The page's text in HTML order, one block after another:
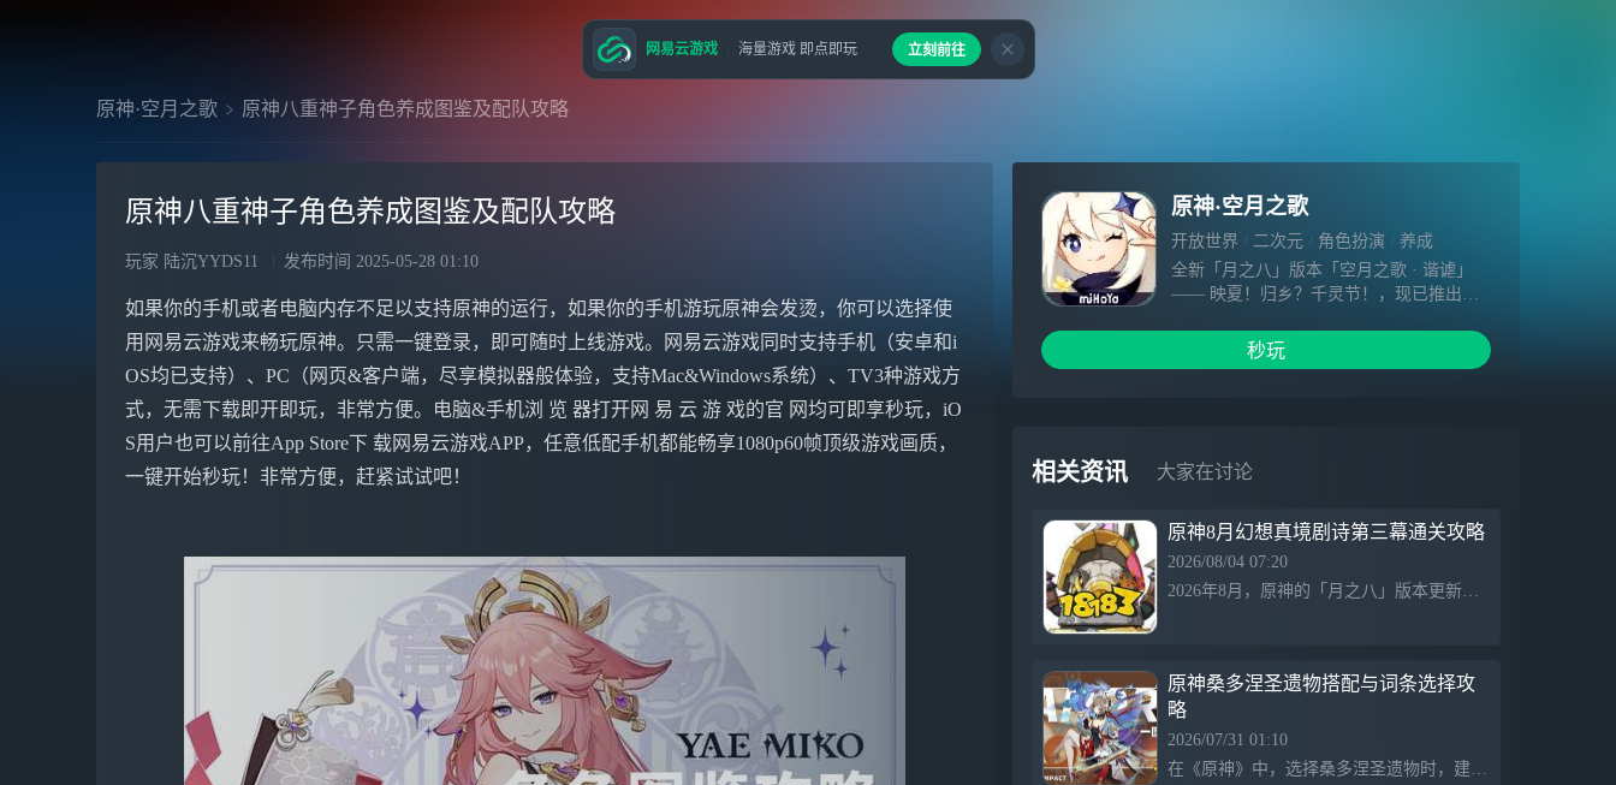
原神·空月之歌 原神八重神子角色养成图鉴及配队攻略
原神八重神子角色养成图鉴及配队攻略
玩家 陆沉YYDS11 发布时间 2025-05-28 01:10
如果你的手机或者电脑内存不足以支持原神的运行，如果你的手机游玩原神会发烫，你可以选择使
用网易云游戏来畅玩原神。只需一键登录，即可随时上线游戏。网易云游戏同时支持手机（安卓和i
OS均已支持）、PC（网页&客户端，尽享模拟器般体验，支持Mac&Windows系统）、TV3种游戏方
式，无需下载即开即玩，非常方便。电脑&手机浏 览 器打开网 易 云 游 戏的官 网均可即享秒玩，iO
S用户也可以前往App Store下 载网易云游戏APP，任意低配手机都能畅享1080p60帧顶级游戏画质，
一键开始秒玩！非常方便，赶紧试试吧！
原神·空月之歌
开放世界 二次元 角色扮演
养成
全新「月之八」版本「空月之歌 · 谐谑」
—— 映夏！归乡？千灵节！，现已推出！
(冰)」，愚人众十一执行官第七席，使用双
手剑的五星冰元素角色。具备使队伍触发元
「星超导」反应，创造「星辉棱晶」，并将
其附近的区域短暂变换为奇妙的「极星辉
人之子尚未诞生于天空的襁褓前，大地上已
升起被霜之隅的古灵唤为「迪林巴巴尔」的
三团银辉，晦朔始分，春秋继定，年岁渐
线」、「悠悠律动舞力聚会」 千灵映影节
到了，或许有很多精彩的映影正在热火朝天
吧！说不定能遇上许多老朋友呢？ 参与活
动，累积「场馆人气」，不仅能获得多种奖
秒玩
相关资讯 大家在讨论
原神8月幻想真境剧诗第三幕通关攻略
2026/08/04 07:20
2026年8月，原神的「月之八」版本更新后，开启了新的幻想真境剧诗。第三幕「重拳出击鸭」的主要挑战为击破「重拳出击鸭」的白盾。开局时小鸭机关会攻击，造成感电伤害后可摧毁小鸭以解除其白盾，最佳输出期在瘫痪后。若进入第二次机制则难度增加。使用菲林斯的月感电队伍可有效应对挑战，提升通关效率。
原神桑多涅圣遗物搭配与词条选择攻
略
2026/07/31 01:10
在《原神》中，选择桑多涅圣遗物时，建议优先使用影中沉凝的幻灭四件套，适用于持续站场输出，主词条为攻击力和暴击伤害。若缺少该套装，可以考虑饰金之梦四件套作为备选，适合反应体系搭配，主词条同样为攻击力，暴击伤害或暴击率稍低，但获取难度较小，适合作为过渡装备。
网易云游戏 海量游戏 即点即玩 立刻前往